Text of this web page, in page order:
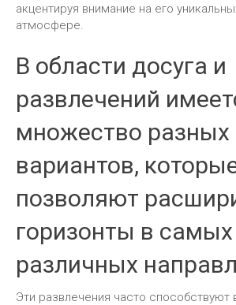
акцентируя внимание на его
атмосфере.
В области досуга и
развлечений
множество разных
вариантов,
позволяют
горизонты в самых
различных
Эти развлечения часто способствуют